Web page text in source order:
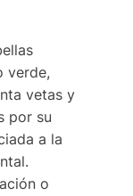
verde,
vetas y
por su
a la
o